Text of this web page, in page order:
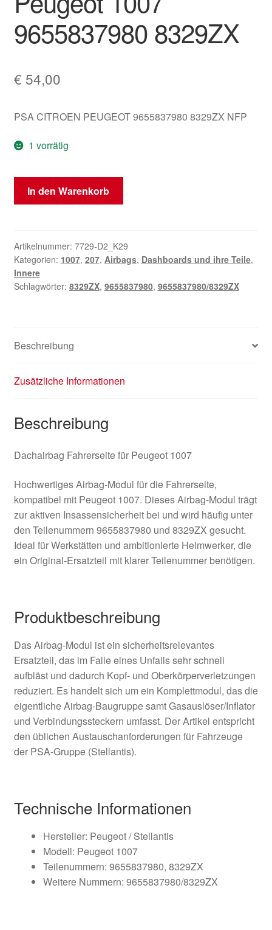
9655837980 8329ZX
€ 54,00
PSA CITROEN PEUGEOT 9655837980 8329ZX NFP
1 vorrätig
Dach-
Airbag
1007
9655837980
8329ZX
Menge
In den Warenkorb
Artikelnummer: 7729-D2_K29
Kategorien: 1007, 207, Airbags, Dashboards und ihre Teile,
Innere
Schlagwörter: 8329ZX, 9655837980, 9655837980/8329ZX
Beschreibung
Zusätzliche Informationen
Beschreibung
Dachairbag Fahrerseite für Peugeot 1007
Hochwertiges Airbag-Modul für die Fahrerseite,
kompatibel mit Peugeot 1007. Dieses Airbag-Modul trägt
zur aktiven Insassensicherheit bei und wird häufig unter
den Teilenummern 9655837980 und 8329ZX gesucht.
Ideal für Werkstätten und ambitionierte Heimwerker, die
ein Original-Ersatzteil mit klarer Teilenummer benötigen.
Produktbeschreibung
Das Airbag-Modul ist ein sicherheitsrelevantes
Ersatzteil, das im Falle eines Unfalls sehr schnell
aufbläst und dadurch Kopf- und Oberkörperverletzungen
reduziert. Es handelt sich um ein Komplettmodul, das die
eigentliche Airbag-Baugruppe samt Gasauslöser/Inflator
und Verbindungssteckern umfasst. Der Artikel entspricht
den üblichen Austauschanforderungen für Fahrzeuge
der PSA-Gruppe (Stellantis).
Technische Informationen
Hersteller: Peugeot / Stellantis
Modell: Peugeot 1007
Teilenummern: 9655837980, 8329ZX
Weitere Nummern: 9655837980/8329ZX